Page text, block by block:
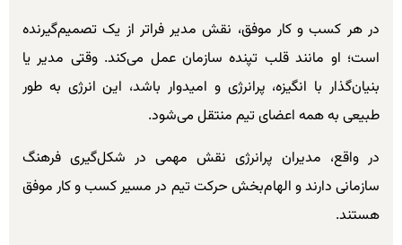
در هر کسب و کار موفق، نقش مدیر فراتر از یک تصمیم‌گیرنده
است؛ او مانند قلب تپنده سازمان عمل می‌کند. وقتی مدیر یا
بنیان‌گذار با انگیزه، پرانرژی و امیدوار باشد، این انرژی به طور
طبیعی به همه اعضای تیم منتقل می‌شود.
در واقع، مدیران پرانرژی نقش مهمی در شکل‌گیری فرهنگ
سازمانی دارند و الهام‌بخش حرکت تیم در مسیر کسب و کار موفق
هستند.